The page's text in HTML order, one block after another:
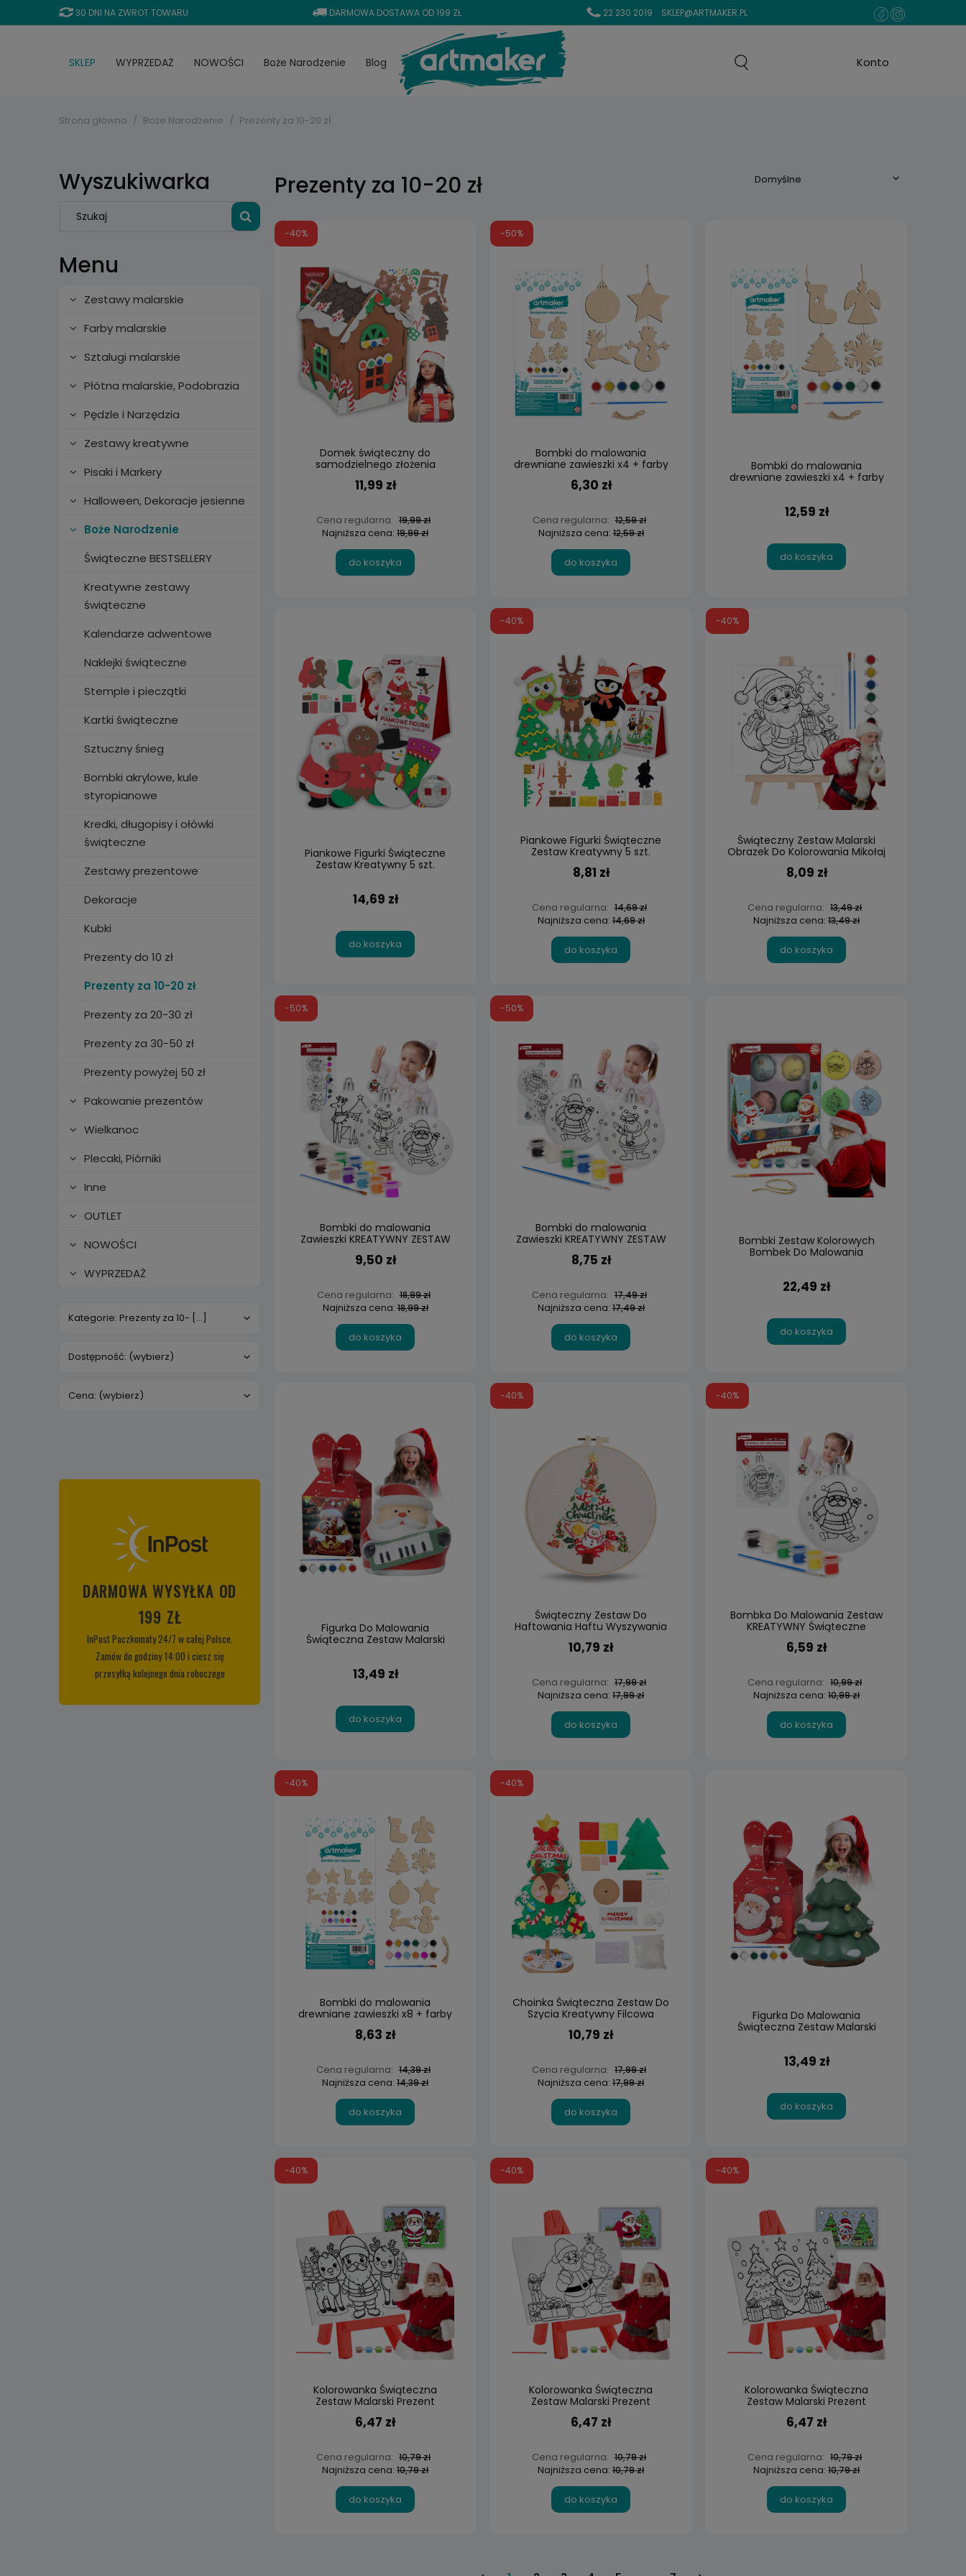
30 DNI NA ZWROT TOWARU DARMOWA DOSTAWA OD 199 ZŁ 22 230 2019 SKLEP@ARTMAKER.PL
SKLEP WYPRZEDAŻ NOWOŚCI Boże Narodzenie Blog
Strona główna Boże Narodzenie Prezenty za 10-20 zł
Wyszukiwarka
Menu
Zestawy malarskie
Farby malarskie
Sztalugi malarskie
Płótna malarskie, Podobrazia
Pędzle i Narzędzia
Zestawy kreatywne
Pisaki i Markery
Halloween, Dekoracje jesienne
Boże Narodzenie
Świąteczne BESTSELLERY
Kreatywne zestawy
świąteczne
Kalendarze adwentowe
Naklejki świąteczne
Stemple i pieczątki
Kartki świąteczne
Sztuczny śnieg
Bombki akrylowe, kule
styropianowe
Kredki, długopisy i ołówki
świąteczne
Zestawy prezentowe
Dekoracje
Kubki
Prezenty do 10 zł
Prezenty za 10-20 zł
Prezenty za 20-30 zł
Prezenty za 30-50 zł
Prezenty powyżej 50 zł
Pakowanie prezentów
Wielkanoc
Plecaki, Piórniki
Inne
OUTLET
NOWOŚCI
WYPRZEDAŻ
Kategorie: Prezenty za 10- [...]
Dostępność: (wybierz)
Cena: (wybierz)
DARMOWA WYSYŁKA OD
199 ZŁ
InPost Paczkomaty 24/7 w całej Polsce.
Zamów do godziny 14:00 i ciesz się
przesyłką kolejnego dnia roboczego
Prezenty za 10-20 zł
Domek świąteczny do
samodzielnego złożenia
11,99 zł
Cena regularna: 19,99 zł
Najniższa cena: 19,99 zł
do koszyka
-40%
Bombki do malowania
drewniane zawieszki x4 + farby
DIY
6,30 zł
Cena regularna: 12,59 zł
Najniższa cena:12,59 zł
do koszyka
-50%
Bombki do malowania
drewniane zawieszki x4 + farby
12,59 zł
do koszyka
Piankowe Figurki Świąteczne
Zestaw Kreatywny 5 szt.
14,69 zł
do koszyka
Piankowe Figurki Świąteczne
Zestaw Kreatywny 5 szt.
8,81 zł
Cena regularna: 14,69 zł
Najniższa cena:14,69 zł
do koszyka
-40%
Świąteczny Zestaw Malarski
Obrazek Do Kolorowania Mikołaj
Sztaluga
8,09 zł
Cena regularna: 13,49 zł
Najniższa cena: 13,49 zł
do koszyka
-40%
Bombki do malowania
Zawieszki KREATYWNY ZESTAW
9,50 zł
Cena regularna: 18,99 zł
Najniższa cena:18,99 zł
do koszyka
-50%
Bombki do malowania
Zawieszki KREATYWNY ZESTAW
2szt. Bombka Bombek
8,75 zł
Cena regularna: 17,49 zł
Najniższa cena:17,49 zł
do koszyka
-50%
Bombki Zestaw Kolorowych
Bombek Do Malowania
22,49 zł
do koszyka
Figurka Do Malowania
Świąteczna Zestaw Malarski
13,49 zł
do koszyka
Świąteczny Zestaw Do
Haftowania Haftu Wyszywania
10,79 zł
Cena regularna: 17,99 zł
Najniższa cena: 17,99 zł
do koszyka
-40%
Bombka Do Malowania Zestaw
KREATYWNY Świąteczne
Zawieszki
6,59 zł
Cena regularna: 10,99 zł
Najniższa cena: 10,99 zł
do koszyka
-40%
Bombki do malowania
drewniane zawieszki x8 + farby
DIY
8,63 zł
Cena regularna: 14,39 zł
Najniższa cena: 14,39 zł
do koszyka
-40%
Choinka Świąteczna Zestaw Do
Szycia Kreatywny Filcowa
10,79 zł
Cena regularna: 17,99 zł
Najniższa cena: 17,99 zł
do koszyka
-40%
Figurka Do Malowania
Świąteczna Zestaw Malarski
13,49 zł
do koszyka
Kolorowanka Świąteczna
Zestaw Malarski Prezent
Mikołajki
6,47 zł
Cena regularna: 10,79 zł
Najniższa cena: 10,79 zł
do koszyka
-40%
Kolorowanka Świąteczna
Zestaw Malarski Prezent
Mikołajki
6,47 zł
Cena regularna: 10,79 zł
Najniższa cena: 10,79 zł
do koszyka
-40%
Kolorowanka Świąteczna
Zestaw Malarski Prezent
Mikołajki
6,47 zł
Cena regularna: 10,79 zł
Najniższa cena: 10,79 zł
do koszyka
-40%